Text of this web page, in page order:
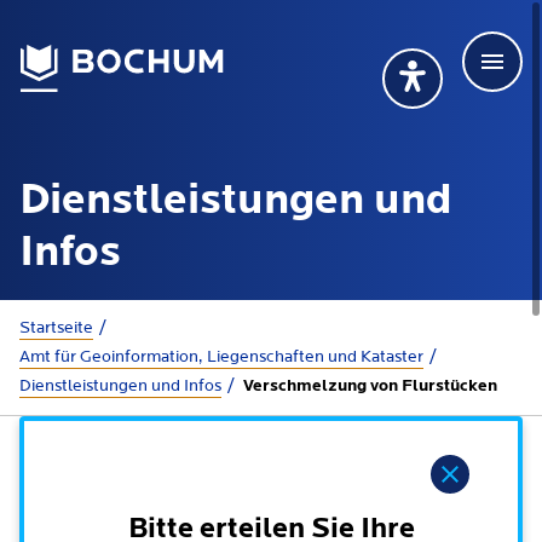
Übersetzung
Deutsch
Dienstleistungen und
Infos
Startseite
Amt für Geoinformation, Liegenschaften und Kataster
Dienstleistungen und Infos
Verschmelzung von Flurstücken
Bitte erteilen Sie Ihre
Übersetzung wählen (öffnet sich in Google
Deutsch
Rathaus
Online-Dienste - Serviceportal